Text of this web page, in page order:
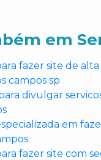
em
fazer site de
campos sp
divulgar
em
fazer site com